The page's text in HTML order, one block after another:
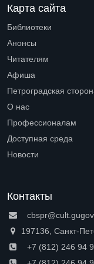
Карта сайта
Библиотеки
Анонсы
Читателям
Афиша
Петроградская
О нас
Профессионалам
Доступная среда
Новости
Контакты
197136, Санкт-
+7 (812) 246 94